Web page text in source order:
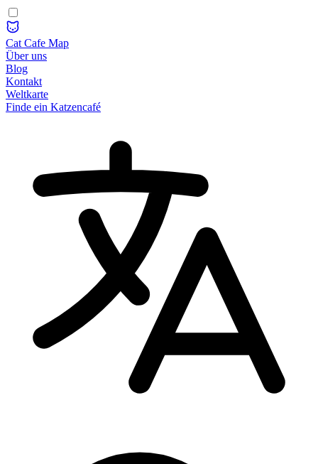
Cat Cafe Map
Über uns
Blog
Kontakt
Weltkarte
Finde ein Katzencafé